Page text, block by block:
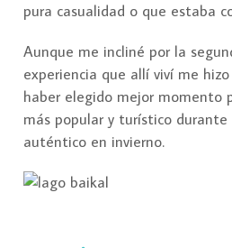
pura casualidad o que estaba
Aunque me incliné por la
experiencia que allí viví me
haber elegido mejor momento
más popular y turístico
auténtico en invierno.